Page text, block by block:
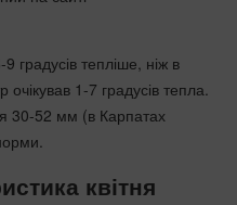
градусів тепліше, ніж в
1-7 градусів тепла.
30-52 мм (в Карпатах
квітня